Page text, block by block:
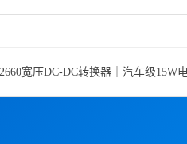
宽压DC-DC转换器｜汽车级15W